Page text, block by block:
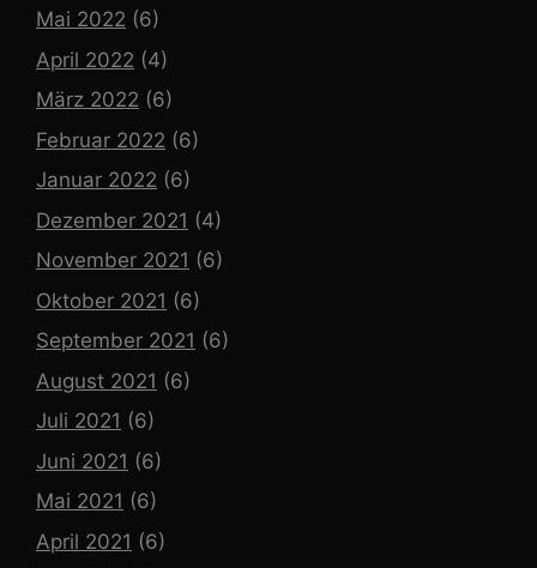
Mai 2022 (6)
April 2022 (4)
März 2022 (6)
Februar 2022 (6)
Januar 2022 (6)
Dezember 2021 (4)
November 2021 (6)
Oktober 2021 (6)
September 2021 (6)
August 2021 (6)
Juli 2021 (6)
Juni 2021 (6)
Mai 2021 (6)
April 2021 (6)